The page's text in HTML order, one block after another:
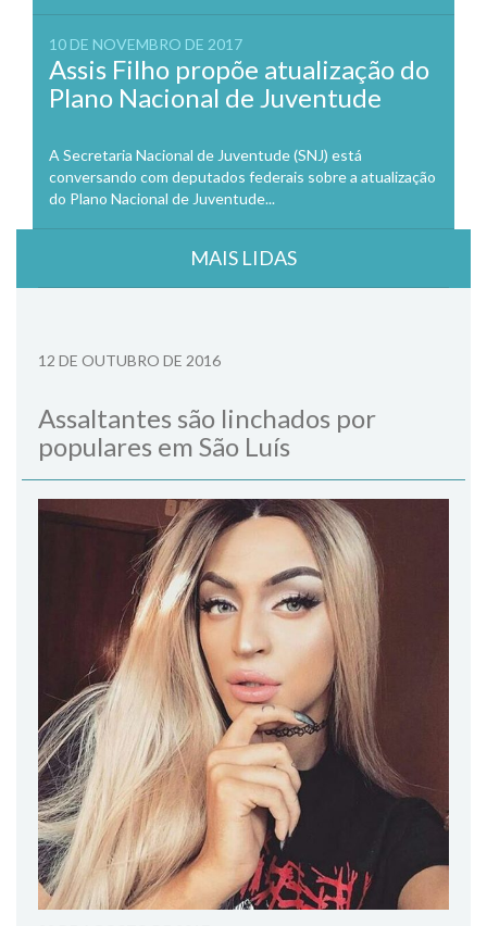
10 DE NOVEMBRO DE 2017
Assis Filho propõe atualização do
Plano Nacional de Juventude
A Secretaria Nacional de Juventude (SNJ) está
conversando com deputados federais sobre a atualização
do Plano Nacional de Juventude...
MAIS LIDAS
12 DE OUTUBRO DE 2016
Assaltantes são linchados por
populares em São Luís